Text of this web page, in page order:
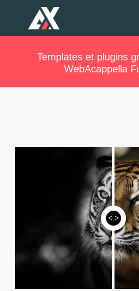
Templates et plugins
WebAcappella